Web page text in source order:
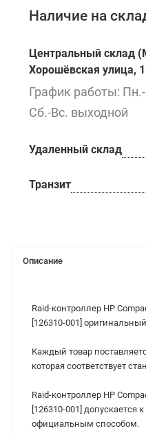
Наличие на
Центральный склад
Хорошёвская улица,
График работы:
Сб.-Вс. выходной
Удаленный склад
Транзит
Описание
Raid-контроллер HP
[126310-001]
Каждый товар
которая соответствует
Raid-контроллер HP
[126310-001] допускается
официальным способом.